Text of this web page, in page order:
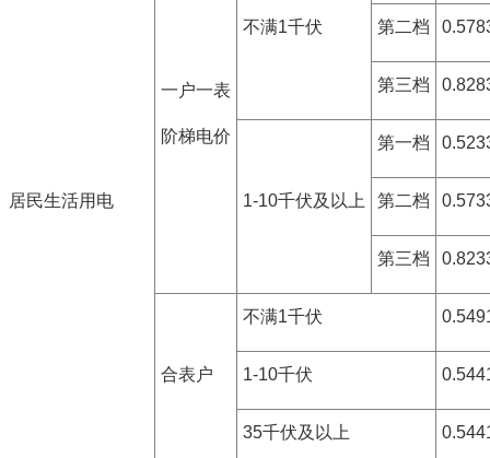
居民生活用电
一户一表
阶梯电价
不满1千伏 第二档
第三档
1-10千伏及以上
第一档
第二档
第三档
合表户
不满1千伏
1-10千伏
35千伏及以上